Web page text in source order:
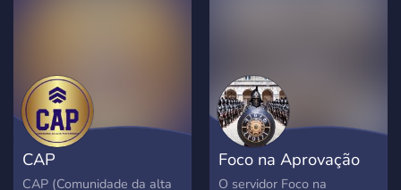
CAP
CAP (Comunidade da alta
Foco na Aprovação
O servidor Foco na